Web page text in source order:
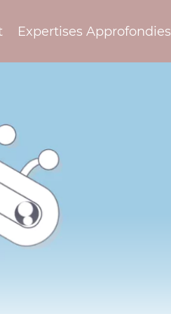
Expertises Approfondies